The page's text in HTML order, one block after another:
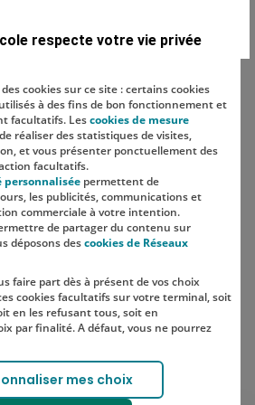
SUR LES RÉSEAUX
SOCIAUX
Lien vers le compte Instagram
Lien vers le compte TikTok
respecte votre vie privée
cookies sur ce site : certains cookies
à des fins de bon fonctionnement et
facultatifs. Lescookies de mesure
réaliser des statistiques de visites,
et vous présenter ponctuellement des
facultatifs.
personnalisée permettent de
les publicités, communications et
commerciale à votre intention.
de partager du contenu sur
déposons descookies de Réseaux
faire part dès à présent de vos choix
cookies facultatifs sur votre terminal, soit
en les refusant tous, soit en
par finalité. A défaut, vous ne pourrez
être modifié à tout moment, en cliquant
de page. mes choix